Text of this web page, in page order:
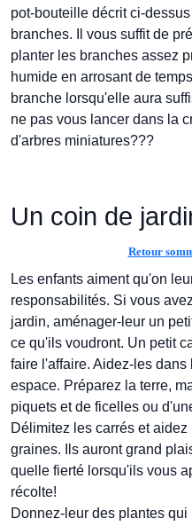
pot-bouteille décrit ci-
branches. Il vous suffit de
planter les branches assez
humide en arrosant de
branche lorsqu'elle aura
ne pas vous lancer dans la
d'arbres miniatures???
Un coin de
Retour
Les enfants aiment qu'on
responsabilités. Si vous
jardin, aménager-leur un
ce qu'ils voudront. Un petit
faire l'affaire. Aidez-les
espace. Préparez la terre,
piquets et de ficelles ou
Délimitez les carrés et
graines. Ils auront grand
quelle fierté lorsqu'ils vous
récolte!
Donnez-leur des plantes